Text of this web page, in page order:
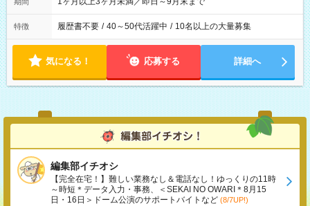
特徴 履歴書不要 / 40～50代活躍中 / 10名以上の大量募集
気になる！ 応募する 詳細へ
編集部イチオシ
【完全在宅！】難しい業務なし＆電話なし！ゆっくりの11時
～時短＊データ入力・事務、＜SEKAI NO OWARI＊8月15
日・16日＞ドーム公演のサポートバイトなど (8/7UP!)